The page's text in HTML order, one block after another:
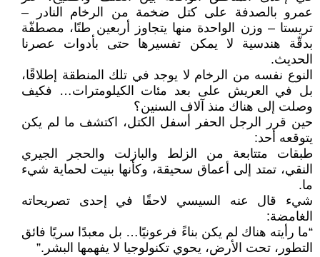
عمرو بالصدفة على كتل ضخمة من الرخام النادر –
تريستا – وزن الواحدة منها يتجاوز أربعين طنًا، مصطفّة
بدقّة هندسية لا يمكن تفسيرها حتى بأدوات عصرنا
الحديث.
النوع نفسه من الرخام لا يوجد في تلك المنطقة إطلاقًا،
بل في العريش على بعد مئات الكيلومترات… فكيف
وصلت إلى هناك منذ آلاف السنين؟
حين قرر الرجل الحفر أسفل الكتل، اكتشف ما لم يكن
يتوقعه أحد:
طبقات متتابعة من الزلط والبازلت والحجر الجيري
النقي، تمتد إلى أعماق سحيقة، وكأنها بنيت لحماية شيء
ما.
شيء قال عنه السيسي لاحقًا في إحدى تصريحاته
الغامضة:
“ما رأيته هناك لم يكن بناءً فرعونيًا… بل معبدًا سريًا فائق
التطور، تحت الأرض، يحوي تكنولوجيا لا يفهمها البشر.”